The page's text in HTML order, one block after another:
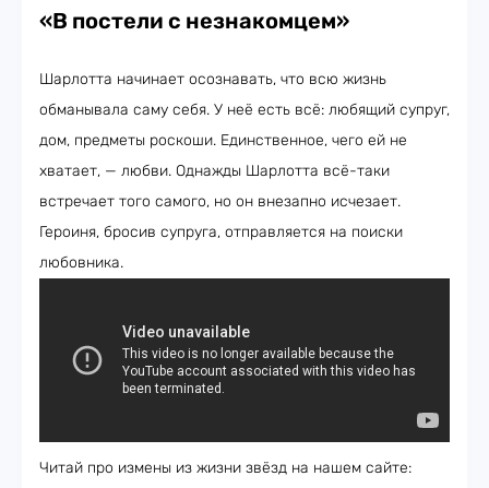
«В постели с незнакомцем»
Шарлотта начинает осознавать, что всю жизнь
обманывала саму себя. У неё есть всё: любящий супруг,
дом, предметы роскоши. Единственное, чего ей не
хватает, — любви. Однажды Шарлотта всё-таки
встречает того самого, но он внезапно исчезает.
Героиня, бросив супруга, отправляется на поиски
любовника.
Читай про измены из жизни звёзд на нашем сайте: